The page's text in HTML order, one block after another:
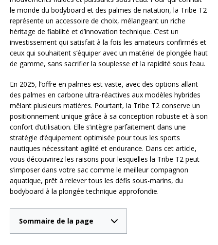
le monde du bodyboard et des palmes de natation, la Tribe T2
représente un accessoire de choix, mélangeant un riche
héritage de fiabilité et d’innovation technique. C’est un
investissement qui satisfait à la fois les amateurs confirmés et
ceux qui souhaitent s’équiper avec un matériel de plongée haut
de gamme, sans sacrifier la souplesse et la rapidité sous l’eau.
En 2025, l’offre en palmes est vaste, avec des options allant
des palmes en carbone ultra-réactives aux modèles hybrides
mêlant plusieurs matières. Pourtant, la Tribe T2 conserve un
positionnement unique grâce à sa conception robuste et à son
confort d’utilisation. Elle s’intègre parfaitement dans une
stratégie d’équipement optimisée pour tous les sports
nautiques nécessitant agilité et endurance. Dans cet article,
vous découvrirez les raisons pour lesquelles la Tribe T2 peut
s’imposer dans votre sac comme le meilleur compagnon
aquatique, prêt à relever tous les défis sous-marins, du
bodyboard à la plongée technique approfondie.
Sommaire de la page